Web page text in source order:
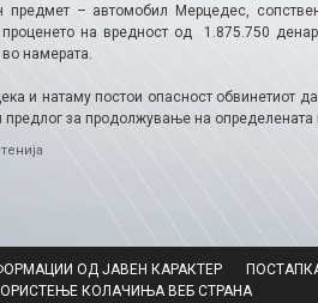
предмет – автомобил Мерцедес,
проценето на вредност од 1.875.750
намерата.
и натаму постои опасност обвинетиот
предлог за продолжување на определената
ОД ЈАВЕН КАРАКТЕР
КОЛАЧИЊА ВЕБ СТРАНА